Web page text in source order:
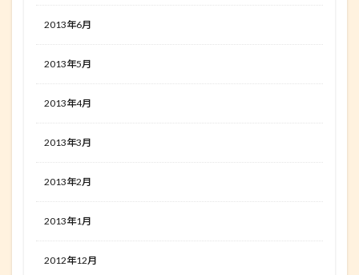
2013年6月
2013年5月
2013年4月
2013年3月
2013年2月
2013年1月
2012年12月